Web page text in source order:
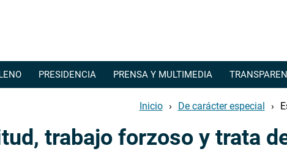
PRESIDENCIA PRENSA Y MULTIMEDIA
Inicio De carácter especial
trabajo forzoso y trata